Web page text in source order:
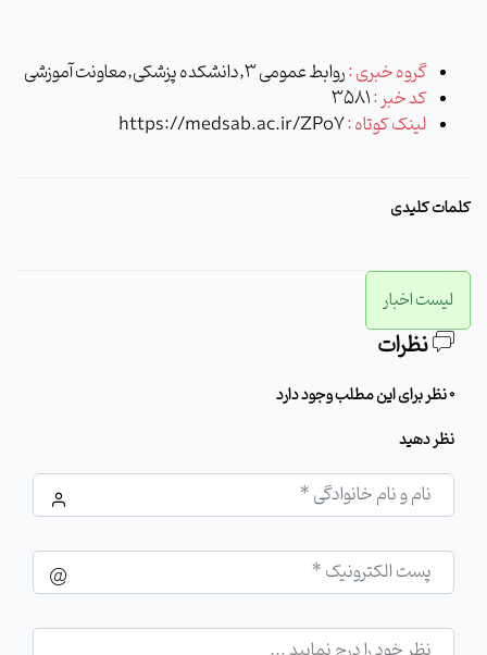
گروه خبری :روابط عمومی 3,دانشکده پزشکی,معاونت آموزشی
کد خبر :3581
لینک کوتاه :https://medsab.ac.ir/ZPo7
کلمات کلیدی
لیست اخبار
نظرات
0 نظر برای این مطلب وجود دارد
نظر دهید